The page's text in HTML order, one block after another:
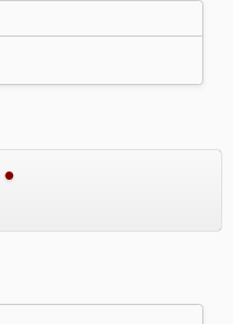
●